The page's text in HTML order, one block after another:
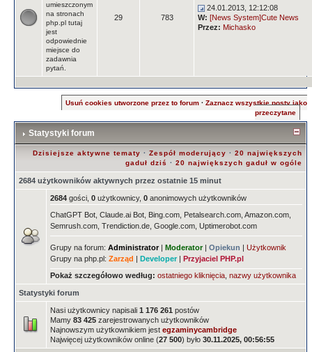
umieszczonym
na stronach
php.pl tutaj
jest
odpowiednie
miejsce do
zadawnia
pytań.
29 783
24.01.2013, 12:12:08
W: [News System]Cute News
Przez: Michasko
Usuń cookies utworzone przez to forum ·Zaznacz wszystkie posty jako
przeczytane
Statystyki forum
Dzisiejsze aktywne tematy · Zespół moderujący · 20 największych
gaduł dziś · 20 największych gaduł w ogóle
2684 użytkowników aktywnych przez ostatnie 15 minut
2684 gości, 0 użytkownicy, 0 anonimowych użytkowników
ChatGPT Bot, Claude.ai Bot, Bing.com, Petalsearch.com, Amazon.com,
Semrush.com, Trendiction.de, Google.com, Uptimerobot.com
Grupy na forum: Administrator| Moderator| Opiekun | Użytkownik
Grupy na php.pl: Zarząd | Developer| Przyjaciel PHP.pl
Pokaż szczegółowo według: ostatniego kliknięcia nazwy użytkownika
Statystyki forum
Nasi użytkownicy napisali 1 176 261 postów
Mamy 83 425 zarejestrowanych użytkowników
Najnowszym użytkownikiem jest egzaminycambridge
Najwięcej użytkowników online (27 500) było 30.11.2025, 00:56:55